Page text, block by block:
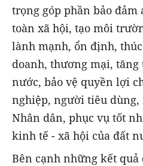
trọng góp phần bảo
toàn xã hội, tạo môi
lành mạnh, ổn định,
doanh, thương mại, tăng
nước, bảo vệ quyền lợi
nghiệp, người tiêu dùng,
Nhân dân, phục vụ tốt
kinh tế - xã hội của đất
Bên cạnh những kết quả